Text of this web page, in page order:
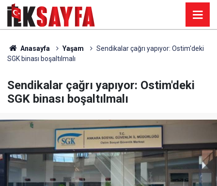
Anasayfa Yaşam
Sendikalar çağrı yapıyor: Ostim'deki
SGK binası boşaltılmalı
Sendikalar çağrı yapıyor: Ostim'deki
SGK binası boşaltılmalı